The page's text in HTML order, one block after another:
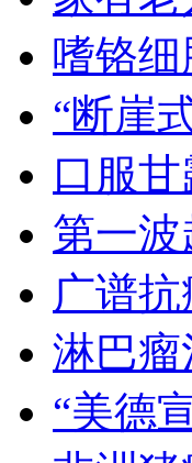
嗜铬
“断崖
口服
第一
广谱
淋巴
“美德